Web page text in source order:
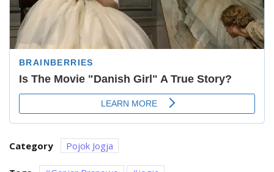
Category Pojok Jogja